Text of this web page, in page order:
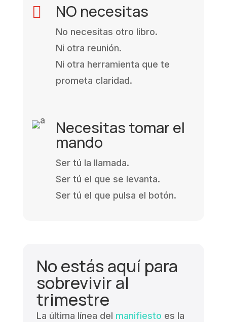
 NO necesitas
No necesitas otro libro.
Ni otra reunión.
Ni otra herramienta que te
prometa claridad.
Necesitas tomar el
mando
Ser tú la llamada.
Ser tú el que se levanta.
Ser tú el que pulsa el botón.
No estás aquí para
sobrevivir al
trimestre
La última línea del manifiesto es la